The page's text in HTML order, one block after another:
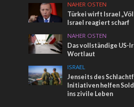
NAHER OSTEN
Türkei wirft Israel
Israel reagiert scharf
NAHER OSTEN
Das vollständige US-
Wortlaut
ISRAEL
Jenseits des
Initiativen helfen
ins zivile Leben